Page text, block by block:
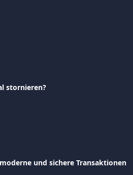
stornieren?
und sichere Transaktionen